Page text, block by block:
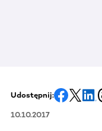
Udostępnij:
10.10.2017